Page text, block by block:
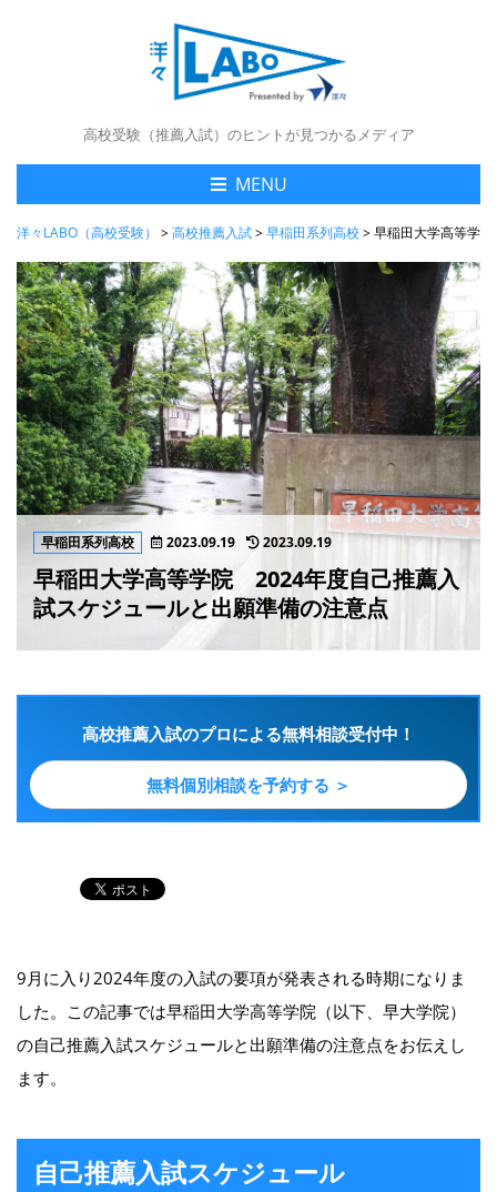
高校受験（推薦入試）のヒントが見つかるメディア
MENU
洋々LABO（高校受験） >高校推薦入試>早稲田系列高校>早稲田大学高等学
早稲田系列高校 2023.09.19 2023.09.19
早稲田大学高等学院 2024年度自己推薦入
試スケジュールと出願準備の注意点
高校推薦入試のプロによる無料相談受付中！
無料個別相談を予約する ＞
9月に入り2024年度の入試の要項が発表される時期になりま
した。この記事では早稲田大学高等学院（以下、早大学院）
の自己推薦入試スケジュールと出願準備の注意点をお伝えし
ます。
自己推薦入試スケジュール